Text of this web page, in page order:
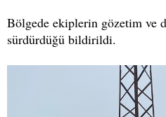
Bölgede ekiplerin gözetim ve
sürdürdüğü bildirildi.